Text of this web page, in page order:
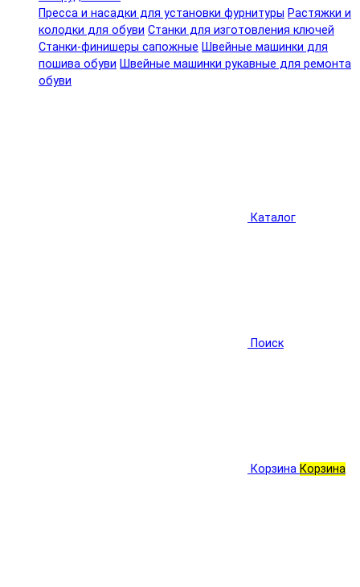
Пресса и насадки для установки фурнитуры Растяжки и
колодки для обуви Станки для изготовления ключей
Станки-финишеры сапожные Швейные машинки для
пошива обуви Швейные машинки рукавные для ремонта
обуви
Каталог
Поиск
Корзина Корзина